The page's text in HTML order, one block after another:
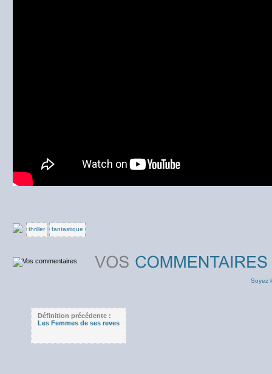
thriller fantastique
Soyez
Définition précédente :
Les Femmes de ses reves